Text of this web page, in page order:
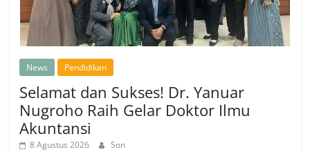
News Pendidikan
Selamat dan Sukses! Dr. Yanuar
Nugroho Raih Gelar Doktor Ilmu
Akuntansi
8 Agustus 2026 Son